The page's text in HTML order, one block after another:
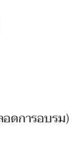
อดการอบรม)